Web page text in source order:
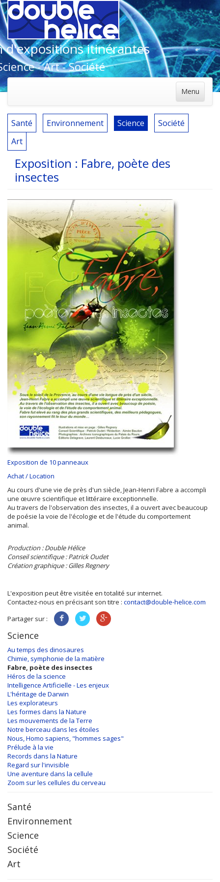
d'expositions itinérantes
- Art - Société
Menu
Santé Environnement Science
Société
Art
Exposition : Fabre, poète des
insectes
Exposition de 10 panneaux
Achat / Location
Au cours d'une vie de près d'un siècle, Jean-Henri Fabre a accompli
une œuvre scientifique et littéraire exceptionnelle.
Au travers de l'observation des insectes, il a ouvert avec beaucoup
de poésie la voie de l'écologie et de l'étude du comportement
animal.
Production : Double Hélice
Conseil scientifique : Patrick Oudet
Création graphique : Gilles Regnery
L'exposition peut être visitée en totalité sur internet.
Contactez-nous en précisant son titre : contact@double-helice.com
Partager sur :
Science
Au temps des dinosaures
Chimie, symphonie de la matière
Fabre, poète des insectes
Héros de la science
Intelligence Artificielle - Les enjeux
L'héritage de Darwin
Les explorateurs
Les formes dans la Nature
Les mouvements de la Terre
Notre berceau dans les étoiles
Nous, Homo sapiens, "hommes sages"
Prélude à la vie
Records dans la Nature
Regard sur l'invisible
Une aventure dans la cellule
Zoom sur les cellules du cerveau
Santé
Environnement
Science
Société
Art